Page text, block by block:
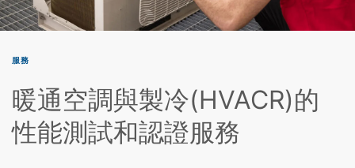
服務
暖通空調與製冷(HVACR)的
性能測試和認證服務